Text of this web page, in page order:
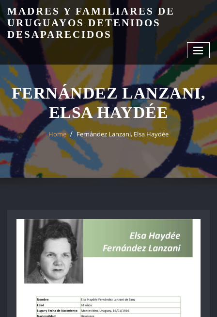
Skip
to
content
MADRES Y FAMILIARES DE
URUGUAYOS DETENIDOS
DESAPARECIDOS
FERNÁNDEZ LANZANI,
ELSA HAYDÉE
Home Fernández Lanzani, Elsa Haydée